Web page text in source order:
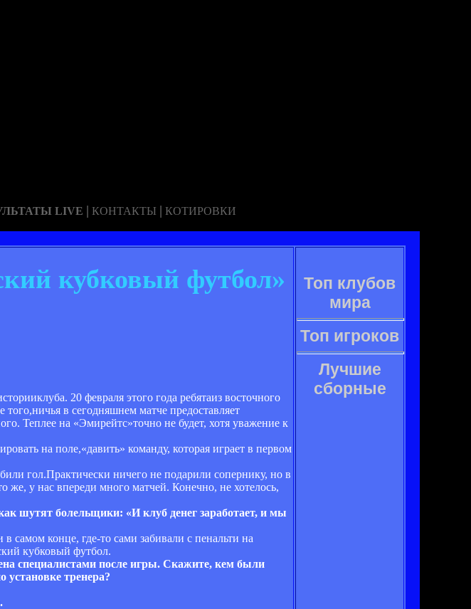
LIVE | КОНТАКТЫ | КОТИРОВКИ
кубковый футбол»
20 февраля этого года ребятаиз восточного
в сегодняшнем матче предоставляет
Теплее на «Эмирейтс»точно не будет, хотя уважение к
на поле,«давить» команду, которая играет в первом
гол.Практически ничего не подарили сопернику, но в
же, у нас впереди много матчей. Конечно, не хотелось,
шутят болельщики: «И клуб денег заработает, и мы
конце, где-то сами забивали с пенальти на
кубковый футбол.
специалистами после игры. Скажите, кем были
установке тренера?
Топ клубов
мира
Топ игроков
Лучшие
сборные